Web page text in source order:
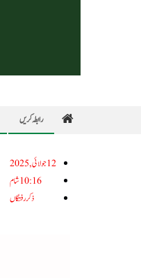
رابطہ کریں
12جولائی, 2025
10:16 شام
ذکر رفتگاں